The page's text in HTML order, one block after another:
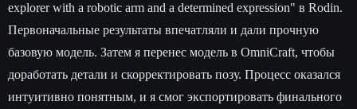
explorer with a robotic arm and a determined expression" в Rodin.
Первоначальные результаты впечатляли и дали прочную
базовую модель. Затем я перенес модель в OmniCraft, чтобы
доработать детали и скорректировать позу. Процесс оказался
интуитивно понятным, и я смог экспортировать финального